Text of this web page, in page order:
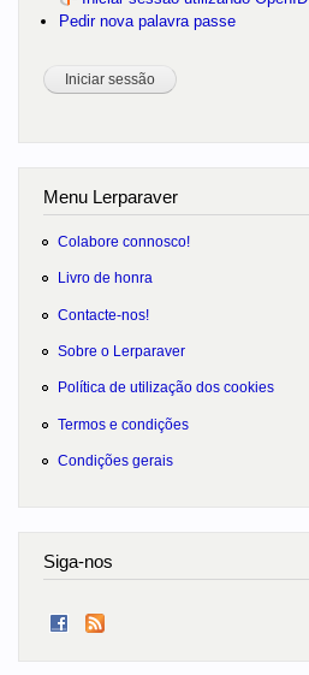
Pedir nova palavra passe
Menu Lerparaver
Colabore connosco!
Livro de honra
Contacte-nos!
Sobre o Lerparaver
Política de utilização dos cookies
Termos e condições
Condições gerais
Siga-nos